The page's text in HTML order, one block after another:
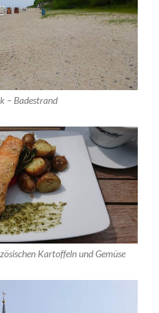
– Badestrand
Kartoffeln und Gemüse